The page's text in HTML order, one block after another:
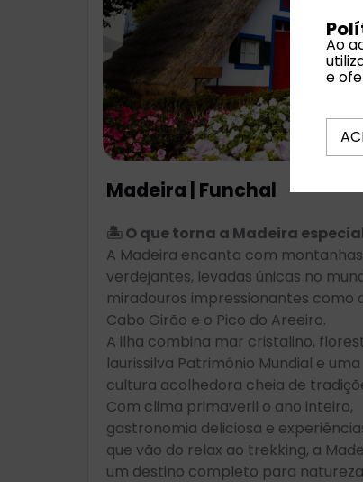
Madeira | Funchal
🏝️ O que torna a Madeira
A Madeira encanta com montanhas
verdejantes, levadas únicas no
miradouros impressionantes como
Cabo Girão e o Pico do Areeiro.
A ilha combina mar cristalino,
laurissilva Património Mundial e uma
cultura acolhedora cheia de
Com clima primaveril o ano inteiro,
gastronomia deliciosa e
que vão do relax ao trekking, a
um destino completo para
Ao
e